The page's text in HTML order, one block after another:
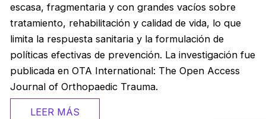
escasa, fragmentaria y con grandes vacíos sobre
tratamiento, rehabilitación y calidad de vida, lo que
limita la respuesta sanitaria y la formulación de
políticas efectivas de prevención. La investigación fue
publicada en OTA International: The Open Access
Journal of Orthopaedic Trauma.
LEER MÁS